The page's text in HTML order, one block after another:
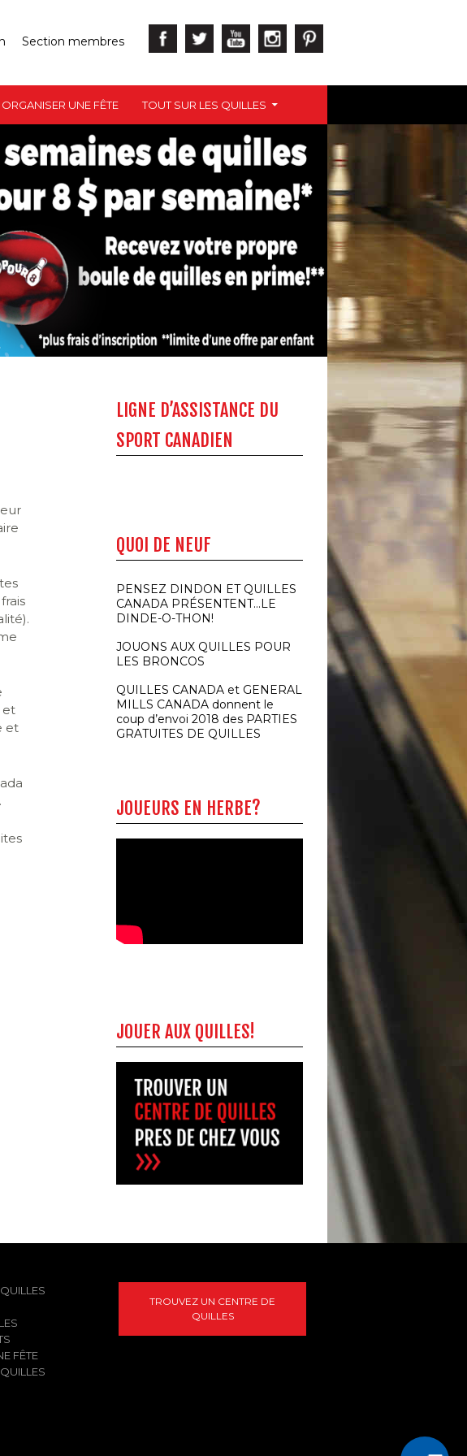
Section membres
ORGANISER UNE FÊTE TOUT SUR LES QUILLES
et
et
LIGNE D’ASSISTANCE DU
SPORT CANADIEN
QUOI DE NEUF
PENSEZ DINDON ET QUILLES
CANADA PRÉSENTENT…LE
DINDE-O-THON!
JOUONS AUX QUILLES POUR
LES BRONCOS
QUILLES CANADA et GENERAL
MILLS CANADA donnent le
coup d’envoi 2018 des PARTIES
GRATUITES DE QUILLES
JOUEURS EN HERBE?
JOUER AUX QUILLES!
FÊTE
TROUVEZ UN CENTRE DE
QUILLES